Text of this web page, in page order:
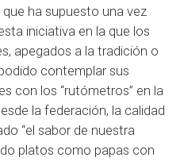
ha supuesto una vez
iniciativa en la que los
apegados a la tradición o
contemplar sus
con los “rutómetros” en la
la federación, la calidad
“el sabor de nuestra
platos como papas con